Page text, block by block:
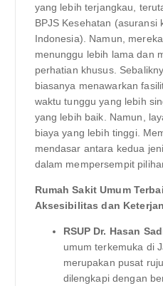
yang lebih terjangkau,
BPJS Kesehatan (asuransi
Indonesia). Namun,
menunggu lebih lama dan
perhatian khusus.
biasanya menawarkan
waktu tunggu yang lebih
yang lebih baik. Namun,
biaya yang lebih tinggi.
mendasar antara kedua
dalam mempersempit
Rumah Sakit Umum
Aksesibilitas dan
RSUP Dr. Hasan
umum terkemuka di
merupakan pusat
dilengkapi dengan